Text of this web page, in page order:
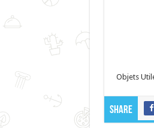
Objets
Share